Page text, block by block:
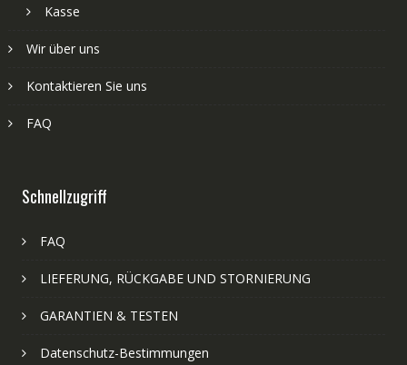
Kasse
Wir über uns
Kontaktieren Sie uns
FAQ
Schnellzugriff
FAQ
LIEFERUNG, RÜCKGABE UND STORNIERUNG
GARANTIEN & TESTEN
Datenschutz-Bestimmungen